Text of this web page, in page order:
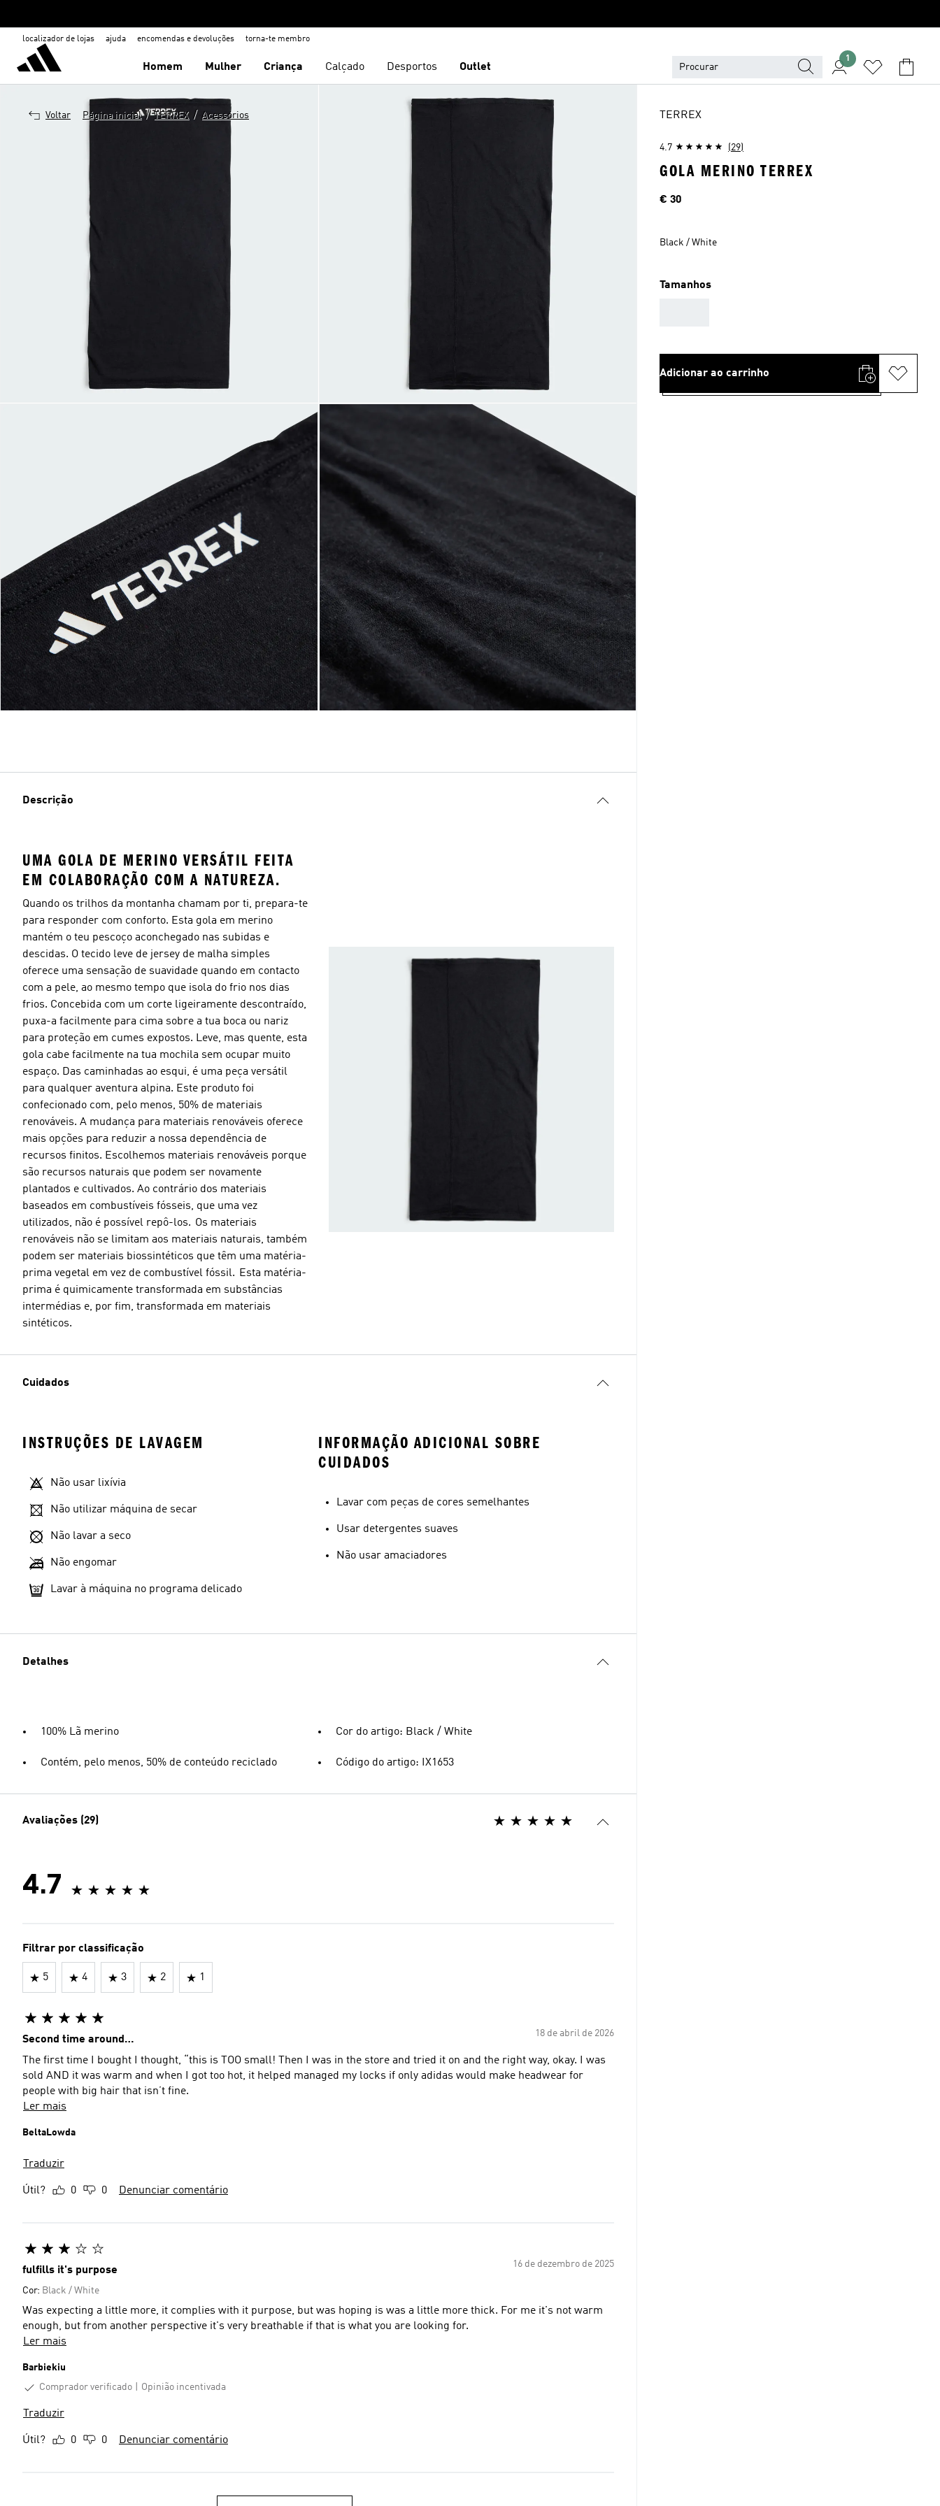
localizador de lojas ajuda encomendas e devoluções torna-te membro
Homem Mulher Criança Calçado Desportos Outlet
1
Voltar Página inicial / TERREX / Acessórios
Descrição
UMA GOLA DE MERINO VERSÁTIL FEITA
EM COLABORAÇÃO COM A NATUREZA.
Quando os trilhos da montanha chamam por ti, prepara-te
para responder com conforto. Esta gola em merino
mantém o teu pescoço aconchegado nas subidas e
descidas. O tecido leve de jersey de malha simples
oferece uma sensação de suavidade quando em contacto
com a pele, ao mesmo tempo que isola do frio nos dias
frios. Concebida com um corte ligeiramente descontraído,
puxa-a facilmente para cima sobre a tua boca ou nariz
para proteção em cumes expostos. Leve, mas quente, esta
gola cabe facilmente na tua mochila sem ocupar muito
espaço. Das caminhadas ao esqui, é uma peça versátil
para qualquer aventura alpina. Este produto foi
confecionado com, pelo menos, 50% de materiais
renováveis. A mudança para materiais renováveis oferece
mais opções para reduzir a nossa dependência de
recursos finitos. Escolhemos materiais renováveis porque
são recursos naturais que podem ser novamente
plantados e cultivados. Ao contrário dos materiais
baseados em combustíveis fósseis, que uma vez
utilizados, não é possível repô-los. Os materiais
renováveis não se limitam aos materiais naturais, também
podem ser materiais biossintéticos que têm uma matéria-
prima vegetal em vez de combustível fóssil. Esta matéria-
prima é quimicamente transformada em substâncias
intermédias e, por fim, transformada em materiais
sintéticos.
Cuidados
INSTRUÇÕES DE LAVAGEM
Não usar lixívia
Não utilizar máquina de secar
Não lavar a seco
Não engomar
Lavar à máquina no programa delicado
INFORMAÇÃO ADICIONAL SOBRE
CUIDADOS
Lavar com peças de cores semelhantes
Usar detergentes suaves
Não usar amaciadores
Detalhes
100% Lã merino
Contém, pelo menos, 50% de conteúdo reciclado
Cor do artigo: Black / White
Código do artigo: IX1653
Avaliações (29)
4.7
Filtrar por classificação
5 4 3 2 1
18 de abril de 2026
Second time around…
The first time I bought I thought, “this is TOO small! Then I was in the store and tried it on and the right way, okay. I was
sold AND it was warm and when I got too hot, it helped managed my locks if only adidas would make headwear for
people with big hair that isn’t fine.
Ler mais
BeltaLowda
Traduzir
Útil? 0 0 Denunciar comentário
16 de dezembro de 2025
fulfills it's purpose
Cor: Black / White
Was expecting a little more, it complies with it purpose, but was hoping is was a little more thick. For me it's not warm
enough, but from another perspective it's very breathable if that is what you are looking for.
Ler mais
Barbiekiu
Comprador verificado
Opinião incentivada
Traduzir
Útil? 0 0 Denunciar comentário
TERREX
4.7 (29)
GOLA MERINO TERREX
Preço
€ 30
Black / White
Tamanhos
Adicionar ao carrinho